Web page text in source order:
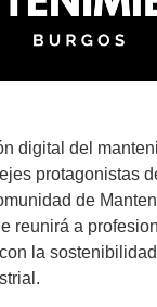
digital del
protagonistas
de
reunirá a
la